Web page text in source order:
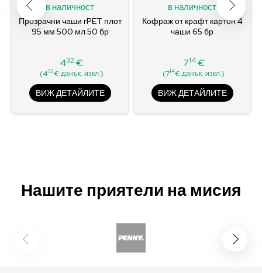
в наличност
Прозрачни чаши rPET плот
95 мм 500 мл 50 бр
Цена
432 €
(432€ данък. изкл.)
ВИЖ ДЕТАЙЛИТЕ
в наличност
Кофраж от крафт картон 4
чаши 65 бр
Цена
714€
(714€ данък. изкл.)
ВИЖ ДЕТАЙЛИТЕ
Нашите приятели на мисия